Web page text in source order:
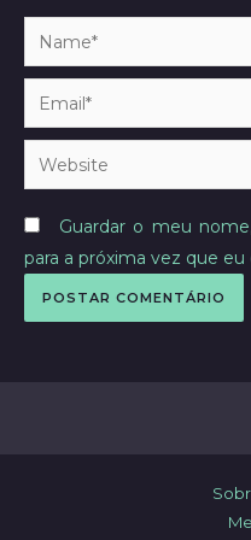
Name*
Email*
Website
Guardar o meu
para a próxima vez que